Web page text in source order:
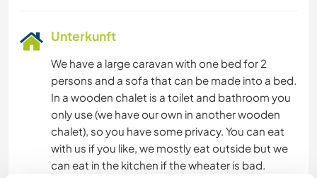
Unterkunft
We have a large caravan with one bed for 2
persons and a sofa that can be made into a bed.
In a wooden chalet is a toilet and bathroom you
only use (we have our own in another wooden
chalet), so you have some privacy. You can eat
with us if you like, we mostly eat outside but we
can eat in the kitchen if the wheater is bad.